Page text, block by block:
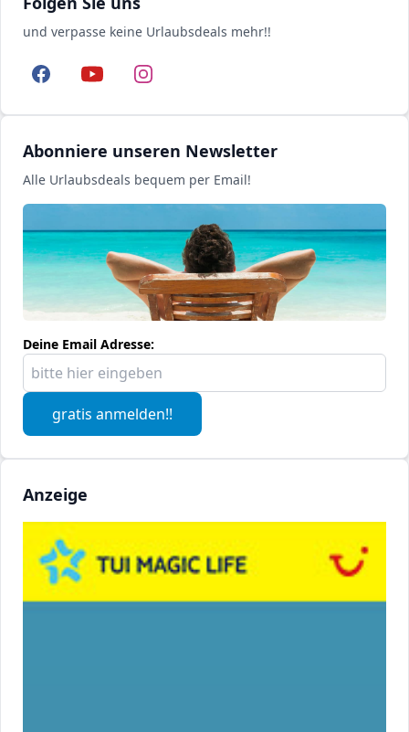
und verpasse keine Urlaubsdeals mehr!!
FacebookYouTubeInstagram
Abonniere unseren Newsletter
Alle Urlaubsdeals bequem per Email!
Deine Email Adresse:
gratis anmelden!!
Anzeige